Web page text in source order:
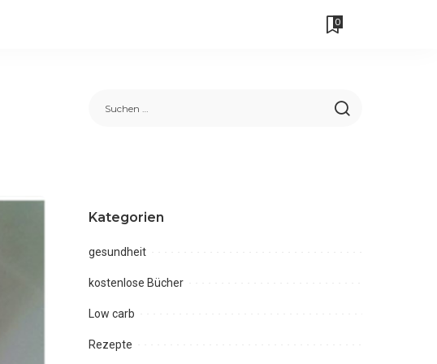
0
Kategorien
gesundheit
kostenlose Bücher
Low carb
Rezepte